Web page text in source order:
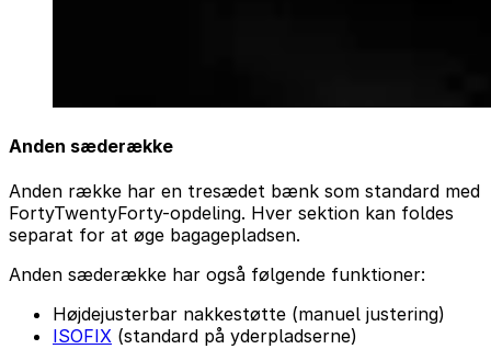
Anden sæderække
Anden række har en tresædet bænk som standard med
FortyTwentyForty-opdeling. Hver sektion kan foldes
separat for at øge bagagepladsen.
Anden sæderække har også følgende funktioner:
Højdejusterbar nakkestøtte (manuel justering)
ISOFIX (standard på yderpladserne)